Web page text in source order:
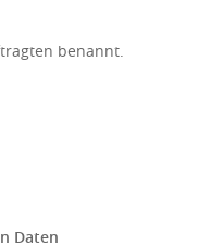
benannt.
Daten